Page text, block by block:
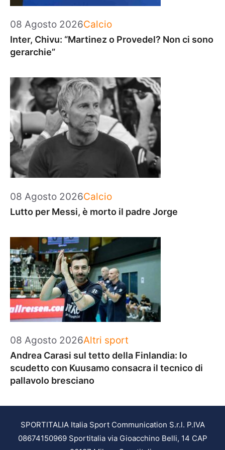
08 Agosto 2026Categorie
Calcio
Inter, Chivu: “Martinez o Provedel? Non ci sono
gerarchie”
08 Agosto 2026Categorie
Calcio
Lutto per Messi, è morto il padre Jorge
08 Agosto 2026Categorie
Altri sport
Andrea Carasi sul tetto della Finlandia: lo
scudetto con Kuusamo consacra il tecnico di
pallavolo bresciano
SPORTITALIA Italia Sport Communication S.r.l. P.IVA
08674150969 Sportitalia via Gioacchino Belli, 14 CAP